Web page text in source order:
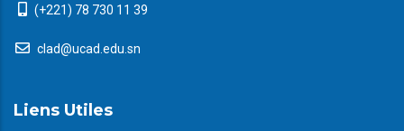
(+221) 78 730 11 39
clad@ucad.edu.sn
Liens Utiles